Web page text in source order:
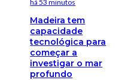
há 53 minutos
Madeira tem
capacidade
tecnológica para
começar a
investigar o mar
profundo